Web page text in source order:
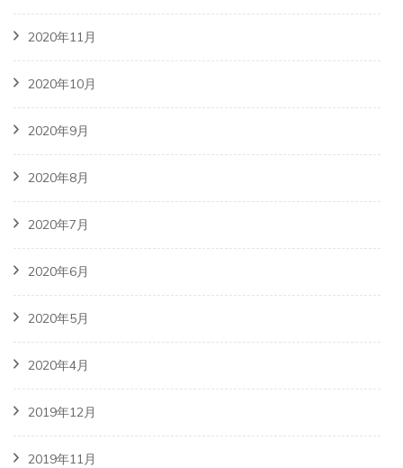
2020年11月
2020年10月
2020年9月
2020年8月
2020年7月
2020年6月
2020年5月
2020年4月
2019年12月
2019年11月